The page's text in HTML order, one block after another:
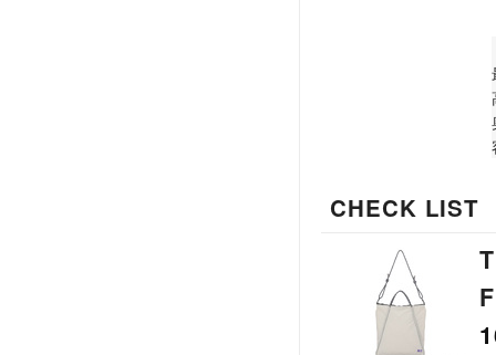
CHECK LIST